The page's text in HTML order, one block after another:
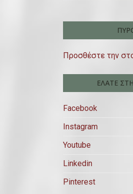
Προσθέστε την
ΕΛΆΤΕ
Facebook
Instagram
Youtube
Linkedin
Pinterest